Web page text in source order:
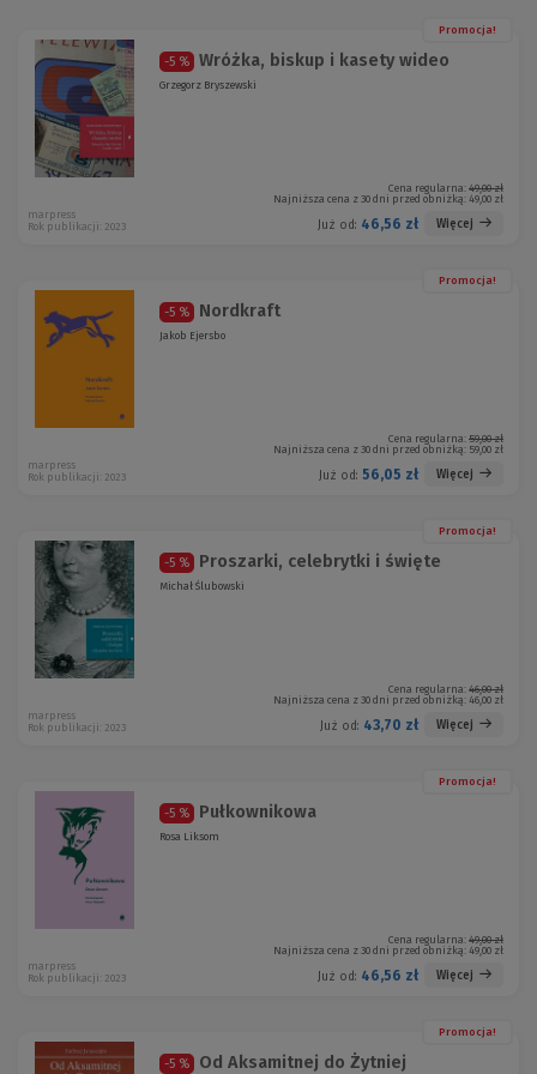
Promocja!
-5 % Wróżka, biskup i kasety wideo
Grzegorz Bryszewski
Cena regularna: 49,00 zł
Najniższa cena z 30 dni przed obniżką: 49,00 zł
Już od: 46,56 zł Więcej
marpress
Rok publikacji: 2023
Promocja!
-5 % Nordkraft
Jakob Ejersbo
Cena regularna: 59,00 zł
Najniższa cena z 30 dni przed obniżką: 59,00 zł
Już od: 56,05 zł Więcej
marpress
Rok publikacji: 2023
Promocja!
-5 % Proszarki, celebrytki i święte
Michał Ślubowski
Cena regularna: 46,00 zł
Najniższa cena z 30 dni przed obniżką: 46,00 zł
Już od: 43,70 zł Więcej
marpress
Rok publikacji: 2023
Promocja!
-5 % Pułkownikowa
Rosa Liksom
Cena regularna: 49,00 zł
Najniższa cena z 30 dni przed obniżką: 49,00 zł
Już od: 46,56 zł Więcej
marpress
Rok publikacji: 2023
Promocja!
-5 % Od Aksamitnej do Żytniej